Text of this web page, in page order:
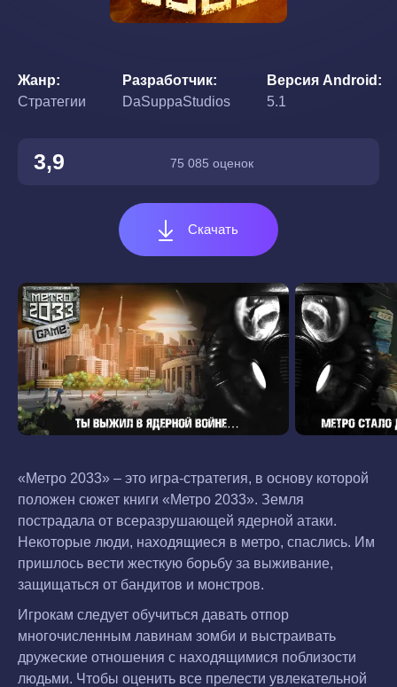
Жанр
Стратегии
Разработчик
DaSuppaStudios
Версия Android
5.1
3,9 75 085 оценок
Скачать
«Метро 2033» – это игра-стратегия, в основу которой
положен сюжет книги «Метро 2033». Земля
пострадала от всеразрушающей ядерной атаки.
Некоторые люди, находящиеся в метро, спаслись. Им
пришлось вести жесткую борьбу за выживание,
защищаться от бандитов и монстров.
Игрокам следует обучиться давать отпор
многочисленным лавинам зомби и выстраивать
дружеские отношения с находящимися поблизости
людьми. Чтобы оценить все прелести увлекательной